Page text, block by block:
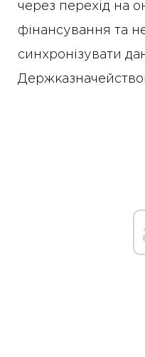
через перехід на
фінансування та
синхронізувати